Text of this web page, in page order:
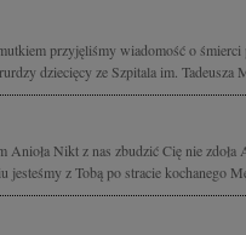
przyjęliśmy wiadomość o
dziecięcy ze Szpitala im. Tadeusza
Anioła Nikt z nas zbudzić Cię nie
z Tobą po stracie kochanego